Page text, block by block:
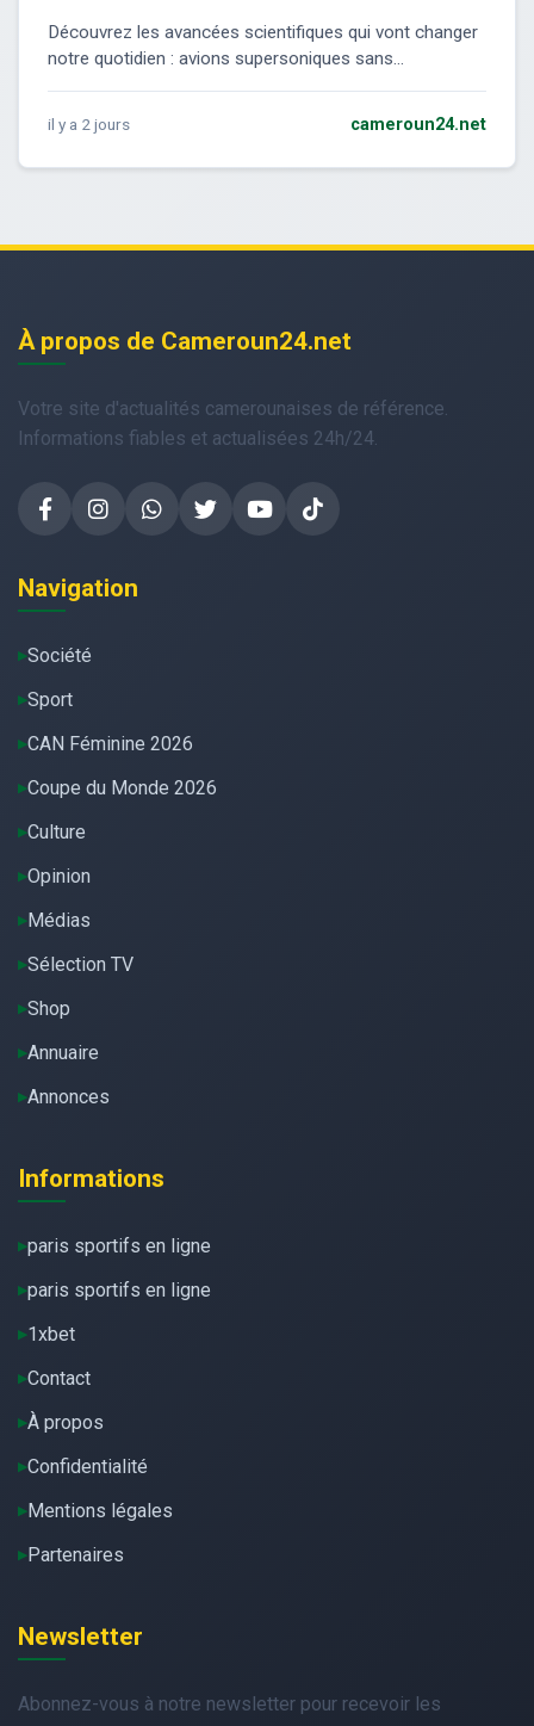
Découvrez les avancées scientifiques qui vont changer
notre quotidien : avions supersoniques sans...
il y a 2 jours cameroun24.net
À propos de Cameroun24.net
Votre site d'actualités camerounaises de référence.
Informations fiables et actualisées 24h/24.
Navigation
Société
Sport
CAN Féminine 2026
Coupe du Monde 2026
Culture
Opinion
Médias
Sélection TV
Shop
Annuaire
Annonces
Informations
paris sportifs en ligne
paris sportifs en ligne
1xbet
Contact
À propos
Confidentialité
Mentions légales
Partenaires
Newsletter
Abonnez-vous à notre newsletter pour recevoir les